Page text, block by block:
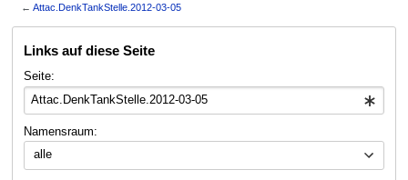
←Attac.DenkTankStelle.2012-03-05
Navigation
Suche
Links auf diese Seite
Seite:
Namensraum:
alle